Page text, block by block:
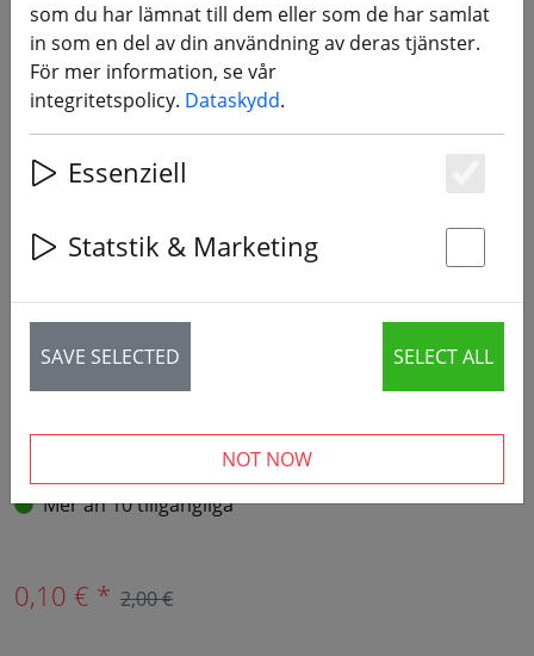
AbuseMark Naze32
anslutningskabel
95% DISCOUNT
Mer än 10 tillgängliga
0,10 € * 2,00 €
som du har lämnat till dem eller som de har samlat
in som en del av din användning av deras tjänster.
För mer information, se vår
integritetspolicy. Dataskydd.
Essenziell
Statstik & Marketing
SAVE SELECTED SELECT ALL
NOT NOW